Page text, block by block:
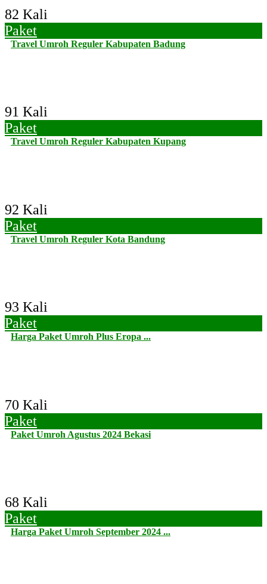
82 Kali
Paket
Travel Umroh Reguler Kabupaten Badung
91 Kali
Paket
Travel Umroh Reguler Kabupaten Kupang
92 Kali
Paket
Travel Umroh Reguler Kota Bandung
93 Kali
Paket
Harga Paket Umroh Plus Eropa ...
70 Kali
Paket
Paket Umroh Agustus 2024 Bekasi
68 Kali
Paket
Harga Paket Umroh September 2024 ...